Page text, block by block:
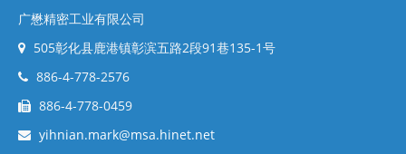
广懋精密工业有限公司
505彰化县鹿港镇彰滨五路2段91巷135-1号
886-4-778-2576
886-4-778-0459
yihnian.mark@msa.hinet.net